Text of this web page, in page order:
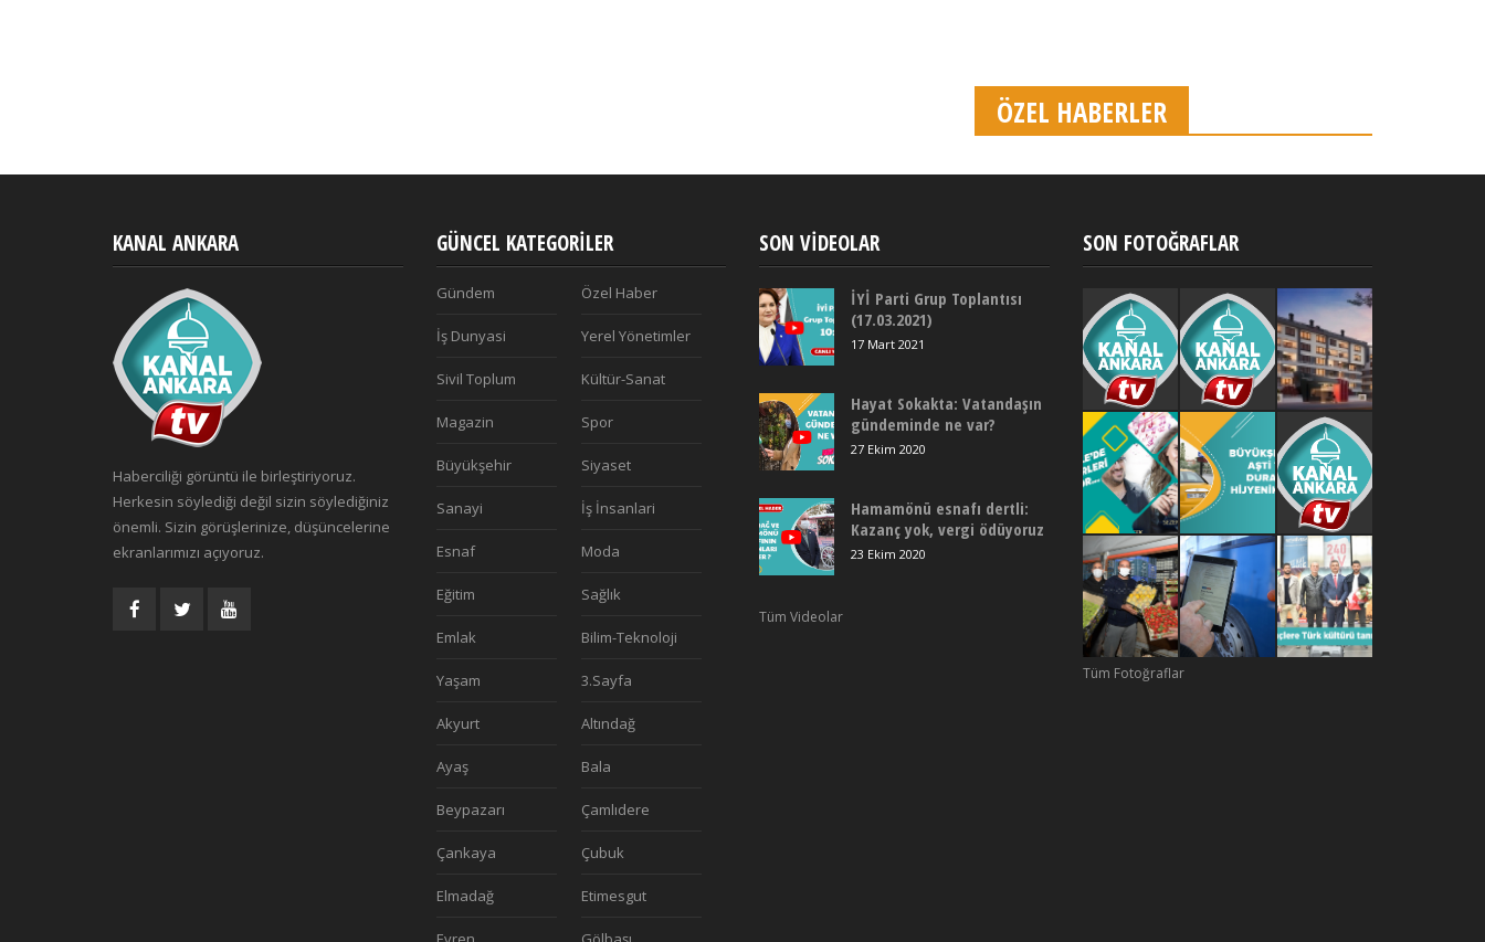
ÖZEL HABERLER
KANAL ANKARA
Haberciliği görüntü ile birleştiriyoruz.
Herkesin söylediği değil sizin söylediğiniz
önemli. Sizin görüşlerinize, düşüncelerine
ekranlarımızı açıyoruz.
GÜNCEL KATEGORILER
Gündem Özel Haber
İş Dunyasi Yerel Yönetimler
Sivil Toplum Kültür-Sanat
Magazin Spor
Büyükşehir Siyaset
Sanayi İş İnsanlari
Esnaf Moda
Eğitim Sağlık
Emlak Bilim-Teknoloji
Yaşam 3.Sayfa
Akyurt Altındağ
Ayaş Bala
Beypazarı Çamlıdere
Çankaya Çubuk
Elmadağ Etimesgut
SON VIDEOLAR
İYİ Parti Grup Toplantısı
(17.03.2021)
17 Mart 2021
Hayat Sokakta: Vatandaşın
gündeminde ne var?
27 Ekim 2020
Hamamönü esnafı dertli:
Kazanç yok, vergi ödüyoruz
23 Ekim 2020
Tüm Videolar
SON FOTOĞRAFLAR
Tüm Fotoğraflar